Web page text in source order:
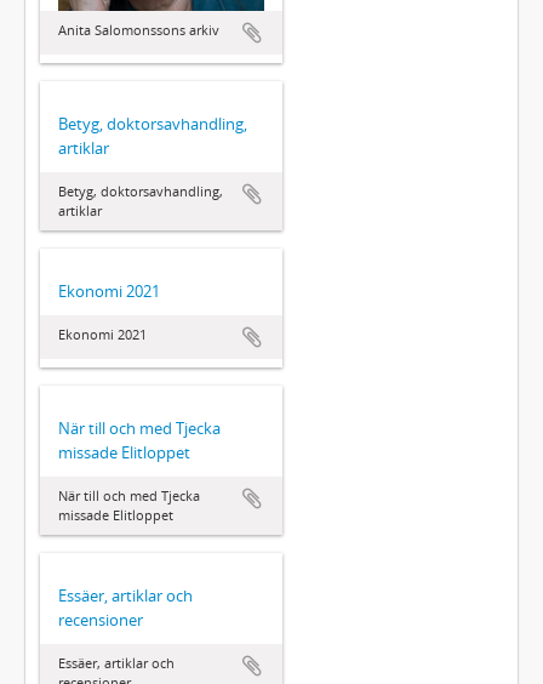
Anita Salomonssons arkiv
Betyg, doktorsavhandling,
artiklar
Betyg, doktorsavhandling,
artiklar
Ekonomi 2021
Ekonomi 2021
När till och med Tjecka
missade Elitloppet
När till och med Tjecka
missade Elitloppet
Essäer, artiklar och
recensioner
Essäer, artiklar och